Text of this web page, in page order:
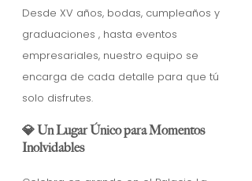
Desde XV años, bodas, cumpleaños y
graduaciones , hasta eventos
empresariales, nuestro equipo se
encarga de cada detalle para que tú
solo disfrutes.
💎 Un Lugar Único para Momentos
Inolvidables